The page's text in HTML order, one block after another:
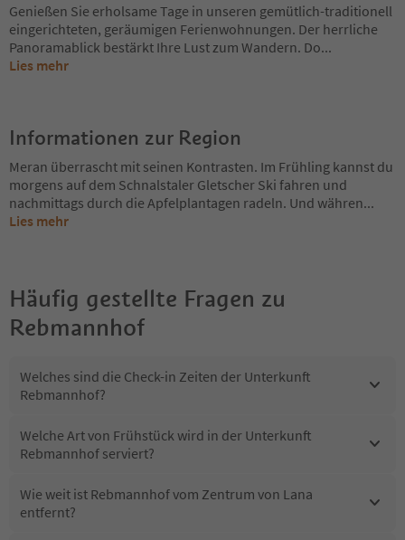
Genießen Sie erholsame Tage in unseren gemütlich-traditionell
eingerichteten, geräumigen Ferienwohnungen. Der herrliche
Panoramablick bestärkt Ihre Lust zum Wandern. Do...
Lies mehr
Informationen zur Region
Meran überrascht mit seinen Kontrasten. Im Frühling kannst du
morgens auf dem Schnalstaler Gletscher Ski fahren und
nachmittags durch die Apfelplantagen radeln. Und währen...
Lies mehr
Häufig gestellte Fragen zu
Rebmannhof
Welches sind die Check-in Zeiten der Unterkunft
Rebmannhof?
Welche Art von Frühstück wird in der Unterkunft
Rebmannhof serviert?
Wie weit ist Rebmannhof vom Zentrum von Lana
entfernt?